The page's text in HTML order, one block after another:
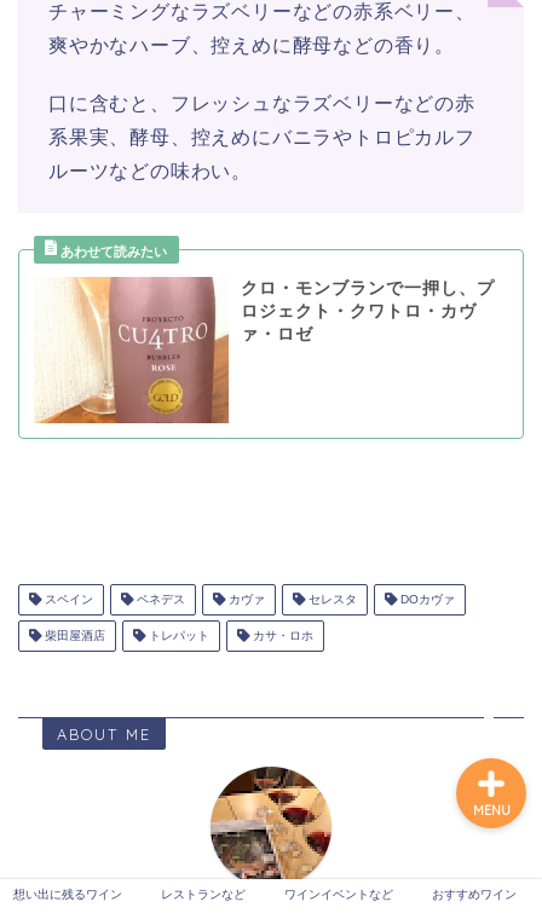
チャーミングなラズベリーなどの赤系ベリー、
爽やかなハーブ、控えめに酵母などの香り。
口に含むと、フレッシュなラズベリーなどの赤
系果実、酵母、控えめにバニラやトロピカルフ
ルーツなどの味わい。
クロ・モンブランで一押し、プ
ロジェクト・クワトロ・カヴ
ァ・ロゼ
スペイン ペネデス カヴァ セレスタ DOカヴァ
柴田屋酒店 トレパット カサ・ロホ
ABOUT ME
想い出に残るワイン レストランなど ワインイベントなど おすすめワイン
MENU
ワインイベントなど